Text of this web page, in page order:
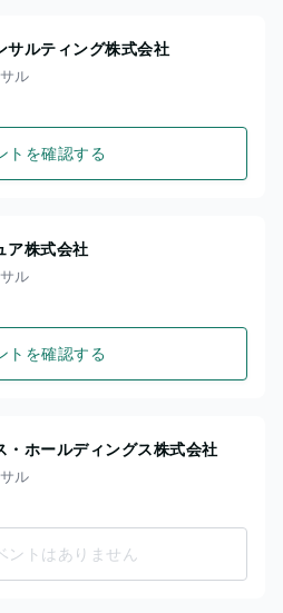
サルティング株式会社
ル
トを確認する
ア株式会社
ル
トを確認する
・ホールディングス株式会社
ル
ントはありません